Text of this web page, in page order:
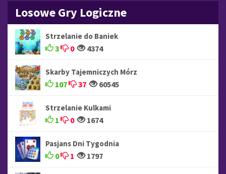
Losowe Gry Logiczne
Strzelanie do Baniek
3 0 4374
Skarby Tajemniczych Mórz
107 37 60545
Strzelanie Kulkami
1 0 1674
Pasjans Dni Tygodnia
0 1 1797